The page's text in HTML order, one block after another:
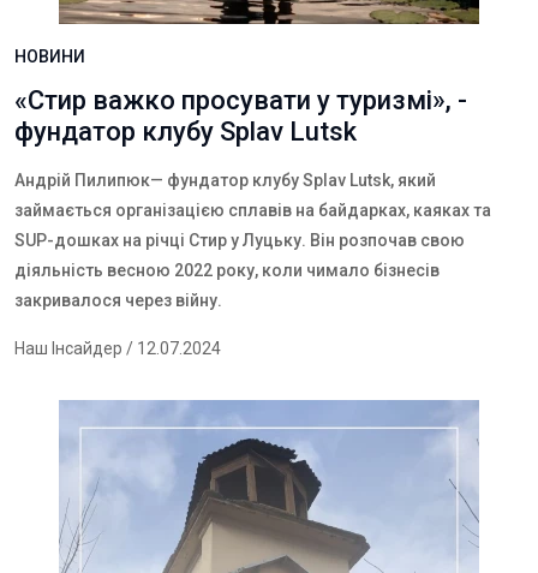
НОВИНИ
«Стир важко просувати у туризмі», -
фундатор клубу Splav Lutsk
Андрій Пилипюк— фундатор клубу Splav Lutsk, який
займається організацією сплавів на байдарках, каяках та
SUP-дошках на річці Стир у Луцьку. Він розпочав свою
діяльність весною 2022 року, коли чимало бізнесів
закривалося через війну.
Наш Інсайдер / 12.07.2024